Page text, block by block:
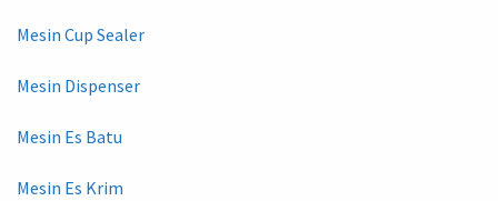
Mesin Cup Sealer
Mesin Dispenser
Mesin Es Batu
Mesin Es Krim